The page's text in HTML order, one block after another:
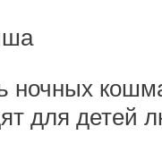
ночных
для детей